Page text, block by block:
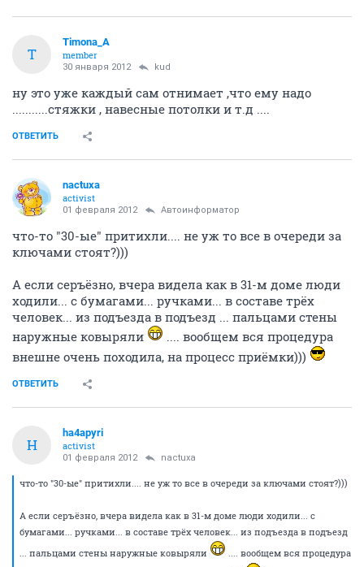
T
Timona_A
member
30 января 2012 kud
ну это уже каждый сам отнимает ,что ему надо
...........стяжки , навесные потолки и т.д ....
ОТВЕТИТЬ
nactuxa
activist
01 февраля 2012 Автоинформатор
что-то "30-ые" притихли.... не уж то все в очереди за
ключами стоят?)))
А если серъёзно, вчера видела как в 31-м доме люди
ходили... с бумагами... ручками... в составе трёх
человек... из подъезда в подъезд ... пальцами стены
наружные ковыряли
.... вообщем вся процедура
внешне очень походила, на процесс приёмки)))
ОТВЕТИТЬ
H
ha4apyri
activist
01 февраля 2012 nactuxa
что-то "30-ые" притихли.... не уж то все в очереди за ключами стоят?)))
А если серъёзно, вчера видела как в 31-м доме люди ходили... с
бумагами... ручками... в составе трёх человек... из подъезда в подъезд
... пальцами стены наружные ковыряли
.... вообщем вся процедура